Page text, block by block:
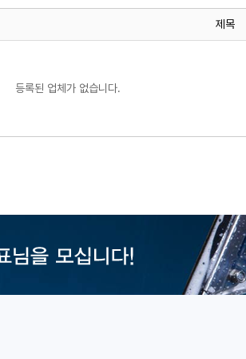
제목
등록된 업체가 없습니다.